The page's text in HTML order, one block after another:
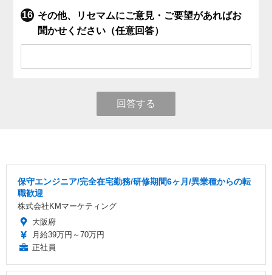
その他、リセマムにご意見・ご要望があればお
聞かせください（任意回答）
回答する
保守エンジニア/完全在宅勤務/研修期間6ヶ月/異業種からの転
職歓迎
株式会社KMマーケティング
大阪府
月給39万円～70万円
正社員